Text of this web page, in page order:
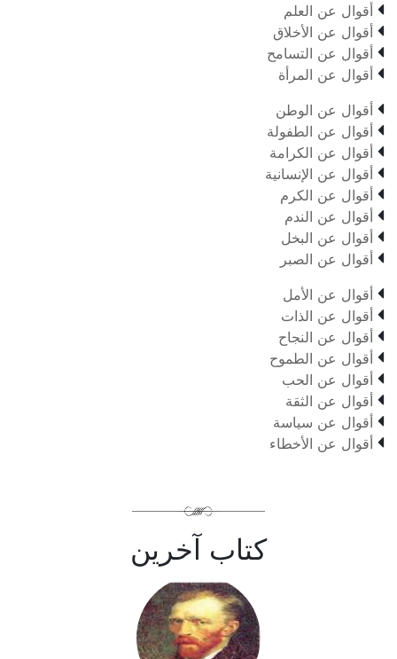
 أقوال عن العلم
 أقوال عن الأخلاق
 أقوال عن التسامح
 أقوال عن المرأة
 أقوال عن الوطن
 أقوال عن الطفولة
 أقوال عن الكرامة
 أقوال عن الإنسانية
 أقوال عن الكرم
 أقوال عن الندم
 أقوال عن البخل
 أقوال عن الصبر
 أقوال عن الأمل
 أقوال عن الذات
 أقوال عن النجاح
 أقوال عن الطموح
 أقوال عن الحب
 أقوال عن الثقة
 أقوال عن سياسة
 أقوال عن الأخطاء
كتاب آخرين